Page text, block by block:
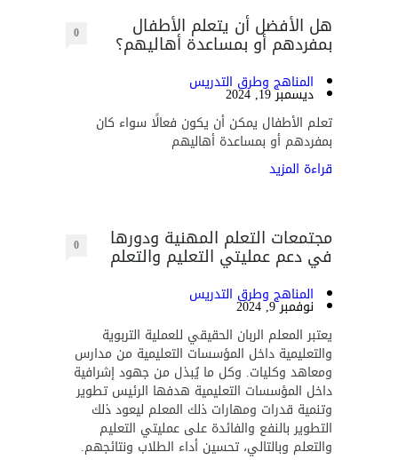
هل الأفضل أن يتعلم الأطفال
بمفردهم أو بمساعدة أهاليهم؟ 0
المناهج وطرق التدريس
ديسمبر 19, 2024
تعلم الأطفال يمكن أن يكون فعالًا سواء كان
بمفردهم أو بمساعدة أهاليهم
قراءة المزيد
مجتمعات التعلم المهنية ودورها
في دعم عمليتي التعليم والتعلم 0
المناهج وطرق التدريس
نوفمبر 9, 2024
يعتبر المعلم الربان الحقيقي للعملية التربوية
والتعليمية داخل المؤسسات التعليمية من مدارس
ومعاهد وكليات. وكل ما يُبذل من جهود إشرافية
داخل المؤسسات التعليمية هدفها الرئيس تطوير
وتنمية قدرات ومهارات ذلك المعلم ليعود ذلك
التطوير بالنفع والفائدة على عمليتي التعليم
والتعلم وبالتالي، تحسين أداء الطلاب ونتائجهم.